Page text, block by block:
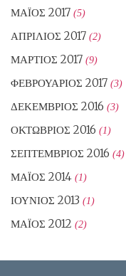
ΜΆΙΟΣ 2017 (5)
ΑΠΡΊΛΙΟΣ 2017 (2)
ΜΆΡΤΙΟΣ 2017 (9)
ΦΕΒΡΟΥΆΡΙΟΣ 2017 (3)
ΔΕΚΈΜΒΡΙΟΣ 2016 (3)
ΟΚΤΏΒΡΙΟΣ 2016 (1)
ΣΕΠΤΈΜΒΡΙΟΣ 2016 (4)
ΜΆΙΟΣ 2014 (1)
ΙΟΎΝΙΟΣ 2013 (1)
ΜΆΙΟΣ 2012 (2)